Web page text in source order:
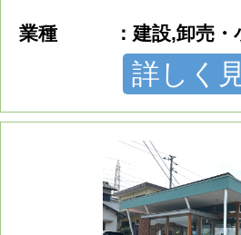
業種 建設,卸売・
詳しく